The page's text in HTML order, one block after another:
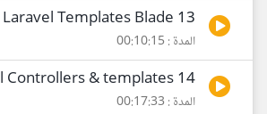
13 Laravel Templates Blade
المدة : 00:10:15
14 Laravel Controllers & templates
المدة : 00:17:33